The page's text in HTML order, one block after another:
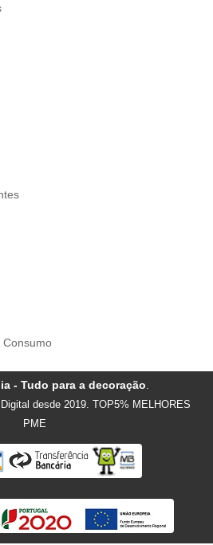
Consumo
- Tudo para a decoração.
desde 2019. TOP5% MELHORES
PME